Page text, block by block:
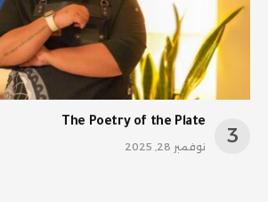
The Poetry of the Plate
نوفمبر 28, 2025